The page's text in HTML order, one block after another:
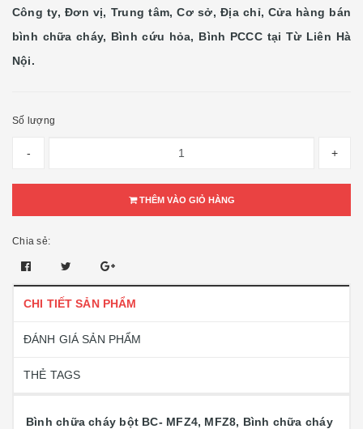
Công ty, Đơn vị, Trung tâm, Cơ sở, Địa chỉ, Cửa hàng bán
bình chữa cháy, Bình cứu hỏa, Bình PCCC tại Từ Liên Hà
Nội.
Số lượng
- +
THÊM VÀO GIỎ HÀNG
Chia sẻ:
CHI TIẾT SẢN PHẨM
ĐÁNH GIÁ SẢN PHẨM
THẺ TAGS
Bình chữa cháy bột BC- MFZ4, MFZ8, Bình chữa cháy